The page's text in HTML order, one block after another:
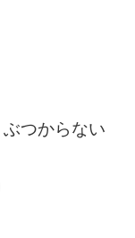
ぶつからない